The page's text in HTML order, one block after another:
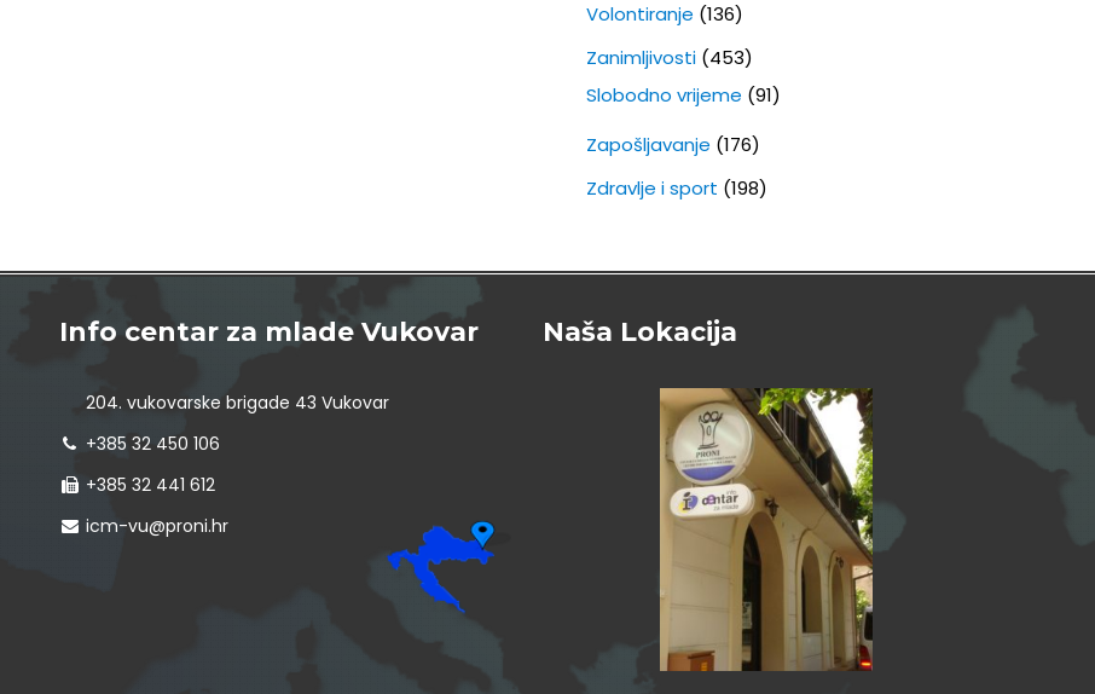
Volontiranje (136)
Zanimljivosti(453)
Slobodno vrijeme (91)
Zapošljavanje (176)
Zdravlje i sport (198)
Info centar za mlade Vukovar
204. vukovarske brigade 43 Vukovar
+385 32 450 106
+385 32 441 612
icm-vu@proni.hr
Naša Lokacija